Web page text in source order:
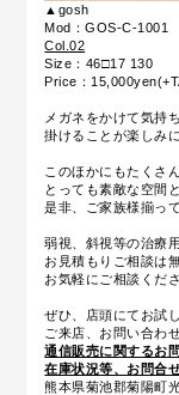
▲gosh
Mod：GOS-C-1001
Col.02
Size：46□17 130
Price：
メガネをかけて気持
掛けることが楽しみ
このほかにもたくさ
とっても素敵な空間
是非、ご家族様揃っ
弱視、斜視等の治療
お見積もりご相談は
お気軽にご相談くださ
ぜひ、店頭にてお試
ご来店、お問い合わ
通信販売に関するお
在庫状況等、お問合
熊本県菊池郡菊陽町